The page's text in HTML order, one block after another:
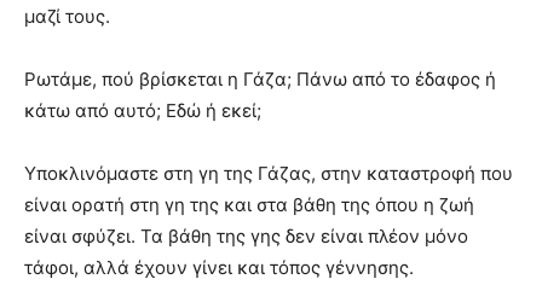
μαζί τους.
Ρωτάμε, πού βρίσκεται η Γάζα; Πάνω από το έδαφος ή
κάτω από αυτό; Εδώ ή εκεί;
Υποκλινόμαστε στη γη της Γάζας, στην καταστροφή που
είναι ορατή στη γη της και στα βάθη της όπου η ζωή
είναι σφύζει. Τα βάθη της γης δεν είναι πλέον μόνο
τάφοι, αλλά έχουν γίνει και τόπος γέννησης.